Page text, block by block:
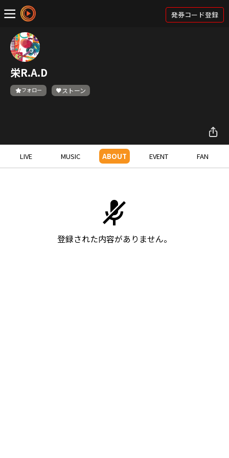
発券コード登録
栄R.A.D
フォロー ストーン
LIVE MUSIC ABOUT EVENT FAN
登録された内容がありません。